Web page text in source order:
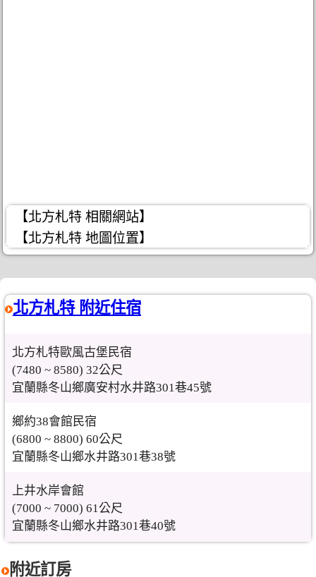
【北方札特 相關網站】
【北方札特 地圖位置】
北方札特 附近住宿
北方札特歐風古堡民宿
(7480 ~ 8580) 32公尺
宜蘭縣冬山鄉廣安村水井路301巷45號
鄉約38會館民宿
(6800 ~ 8800) 60公尺
宜蘭縣冬山鄉水井路301巷38號
上井水岸會館
(7000 ~ 7000) 61公尺
宜蘭縣冬山鄉水井路301巷40號
附近訂房